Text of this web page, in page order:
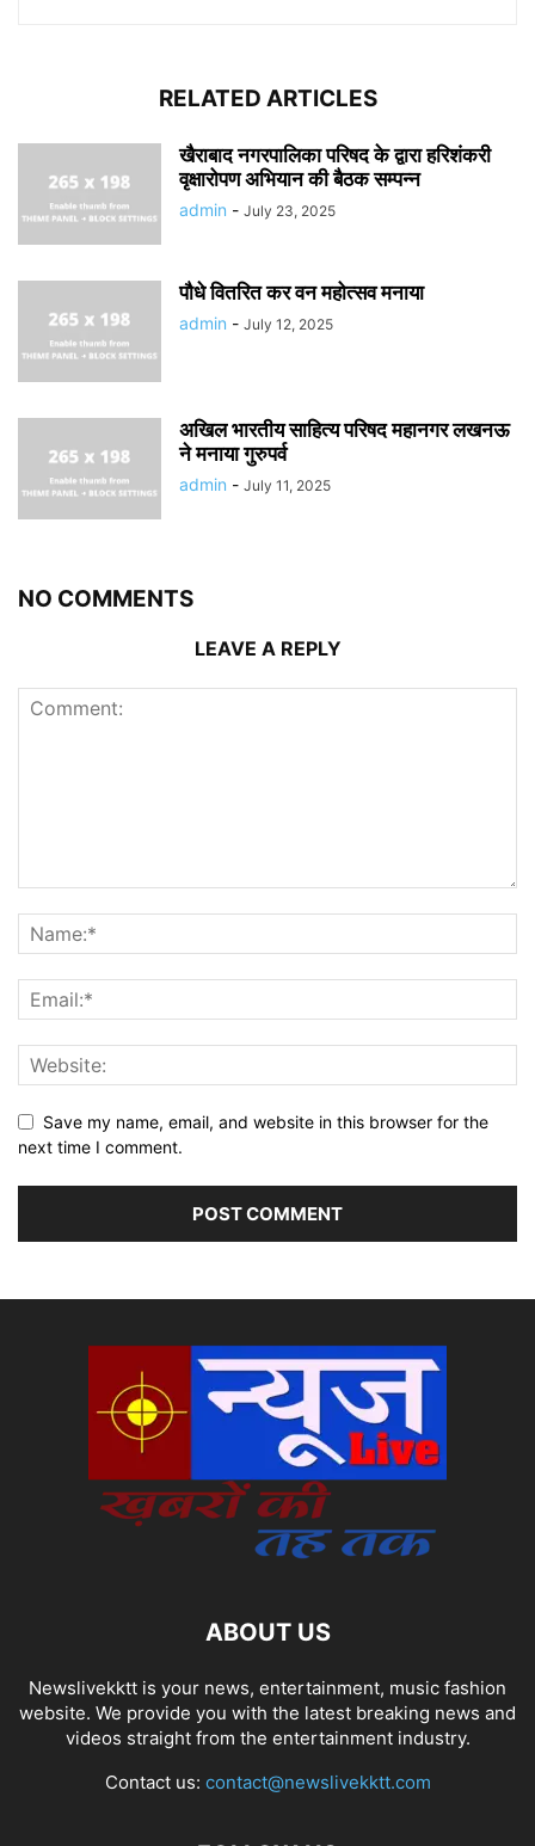
RELATED ARTICLES
खैराबाद नगरपालिका परिषद के द्वारा हरिशंकरी
वृक्षारोपण अभियान की बैठक सम्पन्न
admin - July 23, 2025
पौधे वितरित कर वन महोत्सव मनाया
admin - July 12, 2025
अखिल भारतीय साहित्य परिषद महानगर लखनऊ
ने मनाया गुरुपर्व
admin - July 11, 2025
NO COMMENTS
LEAVE A REPLY
Save my name, email, and website in this browser for the
next time I comment.
ABOUT US
Newslivekktt is your news, entertainment, music fashion
website. We provide you with the latest breaking news and
videos straight from the entertainment industry.
Contact us: contact@newslivekktt.com